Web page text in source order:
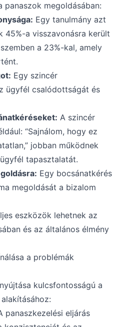
megoldásában:
Egy tanulmány azt
45%-a visszavonásra került
a 23%-kal, amely
Egy szincér
ügyfél csalódottságát és
A szincér
“Sajnálom, hogy ez
jobban működnek
tapasztalatát.
Egy bocsánatkérés
megoldását a bizalom
eszközök lehetnek az
és az általános élmény
a problémák
kulcsfontosságú a
panaszkezelési eljárás